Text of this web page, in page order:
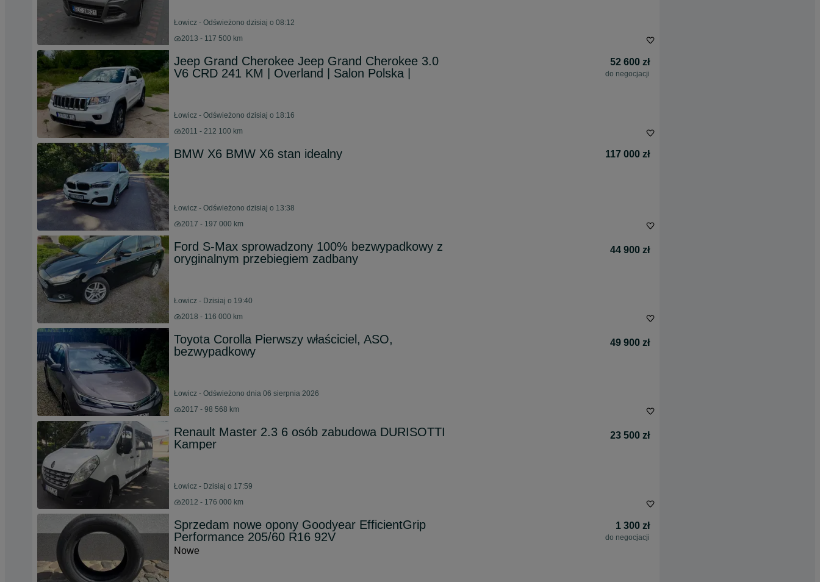
Łowicz - Odświeżono dzisiaj o 08:12
2013 - 117 500 km
Jeep Grand Cherokee Jeep Grand Cherokee 3.0
V6 CRD 241 KM | Overland | Salon Polska |
52 600 zł
do negocjacji
Łowicz - Odświeżono dzisiaj o 18:16
2011 - 212 100 km
BMW X6 BMW X6 stan idealny 117 000 zł
Łowicz - Odświeżono dzisiaj o 13:38
2017 - 197 000 km
Ford S-Max sprowadzony 100% bezwypadkowy z
oryginalnym przebiegiem zadbany
44 900 zł
Łowicz - Dzisiaj o 19:40
2018 - 116 000 km
Toyota Corolla Pierwszy właściciel, ASO,
bezwypadkowy
49 900 zł
Łowicz - Odświeżono dnia 06 sierpnia 2026
2017 - 98 568 km
Renault Master 2.3 6 osób zabudowa DURISOTTI
Kamper
23 500 zł
Łowicz - Dzisiaj o 17:59
2012 - 176 000 km
Sprzedam nowe opony Goodyear EfficientGrip
Performance 205/60 R16 92V
1 300 zł
do negocjacji
Nowe